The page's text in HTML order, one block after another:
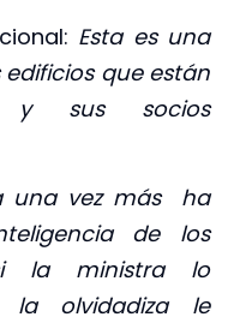
Esta es una
que están
y sus socios
una vez más ha
de los
la ministra lo
olvidadiza le